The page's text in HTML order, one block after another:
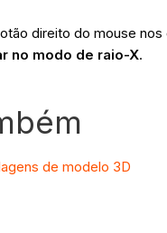
direito do mouse nos
no modo de raio-X.
de modelo 3D